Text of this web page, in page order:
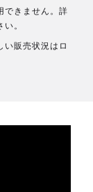
できません。詳
。
い販売状況はロ